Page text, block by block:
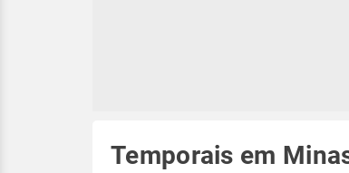
Temporais em